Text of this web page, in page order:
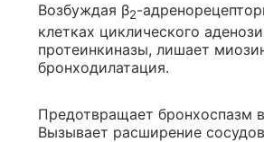
Возбуждая β2-
клетках циклического
протеинкиназы, лишает
бронходилатация.
Предотвращает бронхоспазм
Вызывает расширение